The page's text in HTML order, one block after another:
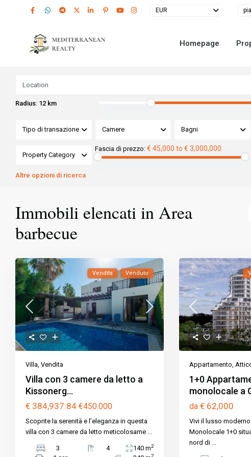
EUR
Homepage
Radius: 12 km
Tipo di transazione Camere Bagni
Property Category
Fascia di prezzo: € 45,000 to € 3,000,000
Altre opzioni di ricerca
Immobili elencati in Area
barbecue
Vendita Venduto
Villa, Vendita
Villa con 3 camere da letto a
Kissonerg...
€ 384,937.84 €450.000
Scoprite la serenità e l’eleganza in questa
villa con 3 camere da letto meticolosame ...
3 4 140 m2
2
Appartamento
1+0
monolocale a
da € 62,000
Vivi il lusso
Monolocale 1+0
nord di